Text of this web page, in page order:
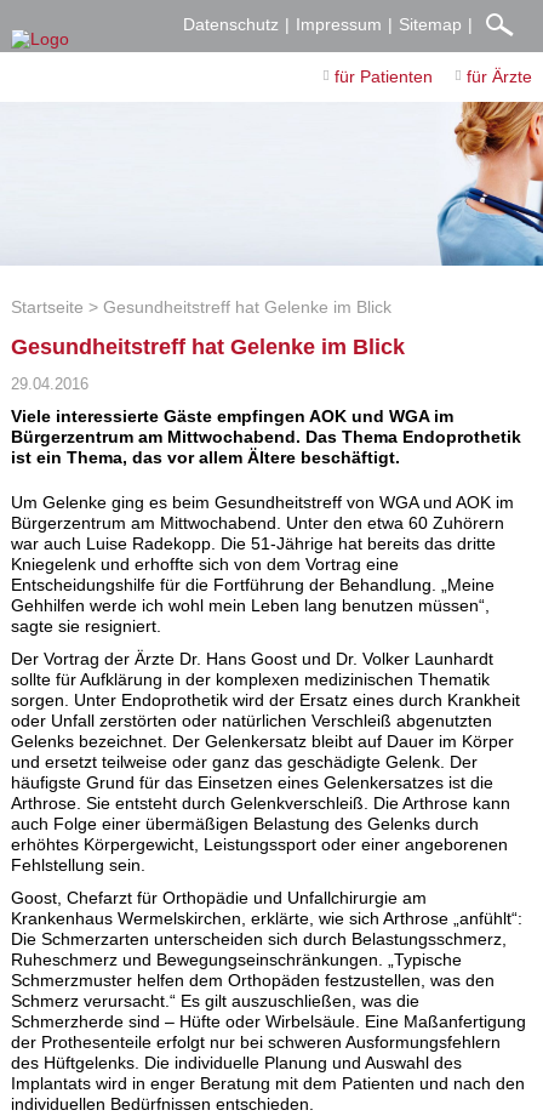
Datenschutz Impressum Sitemap
für Patienten für Ärzte
Startseite Gesundheitstreff hat Gelenke im Blick
Gesundheitstreff hat Gelenke im Blick
29.04.2016
Viele interessierte Gäste empfingen AOK und WGA im
Bürgerzentrum am Mittwochabend. Das Thema Endoprothetik
ist ein Thema, das vor allem Ältere beschäftigt.
Um Gelenke ging es beim Gesundheitstreff von WGA und AOK im
Bürgerzentrum am Mittwochabend. Unter den etwa 60 Zuhörern
war auch Luise Radekopp. Die 51-Jährige hat bereits das dritte
Kniegelenk und erhoffte sich von dem Vortrag eine
Entscheidungshilfe für die Fortführung der Behandlung. „Meine
Gehhilfen werde ich wohl mein Leben lang benutzen müssen“,
sagte sie resigniert.
Der Vortrag der Ärzte Dr. Hans Goost und Dr. Volker Launhardt
sollte für Aufklärung in der komplexen medizinischen Thematik
sorgen. Unter Endoprothetik wird der Ersatz eines durch Krankheit
oder Unfall zerstörten oder natürlichen Verschleiß abgenutzten
Gelenks bezeichnet. Der Gelenkersatz bleibt auf Dauer im Körper
und ersetzt teilweise oder ganz das geschädigte Gelenk. Der
häufigste Grund für das Einsetzen eines Gelenkersatzes ist die
Arthrose. Sie entsteht durch Gelenkverschleiß. Die Arthrose kann
auch Folge einer übermäßigen Belastung des Gelenks durch
erhöhtes Körpergewicht, Leistungssport oder einer angeborenen
Fehlstellung sein.
Goost, Chefarzt für Orthopädie und Unfallchirurgie am
Krankenhaus Wermelskirchen, erklärte, wie sich Arthrose „anfühlt“:
Die Schmerzarten unterscheiden sich durch Belastungsschmerz,
Ruheschmerz und Bewegungseinschränkungen. „Typische
Schmerzmuster helfen dem Orthopäden festzustellen, was den
Schmerz verursacht.“ Es gilt auszuschließen, was die
Schmerzherde sind – Hüfte oder Wirbelsäule. Eine Maßanfertigung
der Prothesenteile erfolgt nur bei schweren Ausformungsfehlern
des Hüftgelenks. Die individuelle Planung und Auswahl des
Implantats wird in enger Beratung mit dem Patienten und nach den
individuellen Bedürfnissen entschieden.